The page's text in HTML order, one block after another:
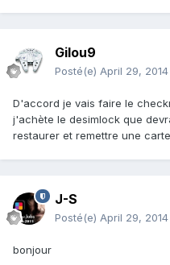
Gilou9
Posté(e) April 29, 2014
D'accord je vais faire le
j'achète le desimlock que
restaurer et remettre une
J-S
Posté(e) April 29, 2014
bonjour